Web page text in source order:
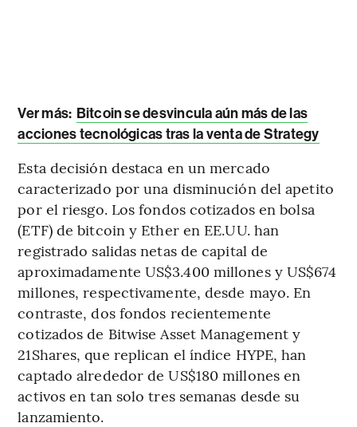
Ver más: Bitcoin se desvincula aún más de las
acciones tecnológicas tras la venta de Strategy
Esta decisión destaca en un mercado
caracterizado por una disminución del apetito
por el riesgo. Los fondos cotizados en bolsa
(ETF) de bitcoin y Ether en EE.UU. han
registrado salidas netas de capital de
aproximadamente US$3.400 millones y US$674
millones, respectivamente, desde mayo. En
contraste, dos fondos recientemente
cotizados de Bitwise Asset Management y
21Shares, que replican el índice HYPE, han
captado alrededor de US$180 millones en
activos en tan solo tres semanas desde su
lanzamiento.